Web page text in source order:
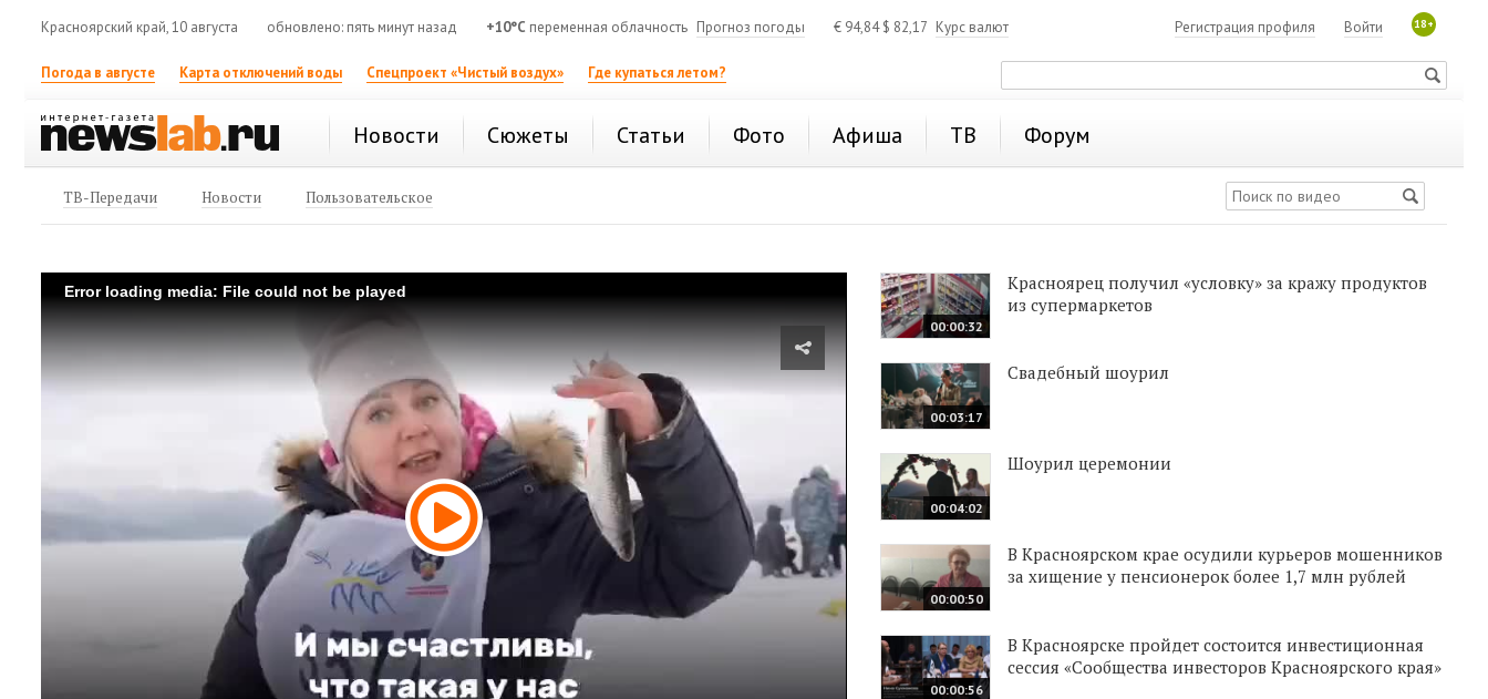
Красноярский край, 10 августа обновлено: пять минут назад +10°C переменная облачность Прогноз погоды € 94,84$ 82,17 Курс валют 18+
Войти
Регистрация профиля
Погода в августе Карта отключений воды Спецпроект «Чистый воздух» Где купаться летом?
Новости Сюжеты Статьи Фото Афиша ТВ Форум
ТВ-Передачи Новости Пользовательское
Error loading media: File could not be played
00:00:32
Красноярец получил «условку» за кражу продуктов
из супермаркетов
00:03:17
Свадебный шоурил
00:04:02
Шоурил церемонии
00:00:50
В Красноярском крае осудили курьеров мошенников
за хищение у пенсионерок более 1,7 млн рублей
00:00:56
В Красноярске пройдет состоится инвестиционная
сессия «Сообщества инвесторов Красноярского края»